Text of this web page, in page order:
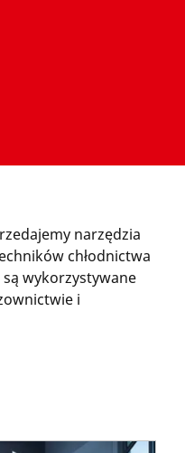
narzędzia
chłodnictwa
wykorzystywane
i